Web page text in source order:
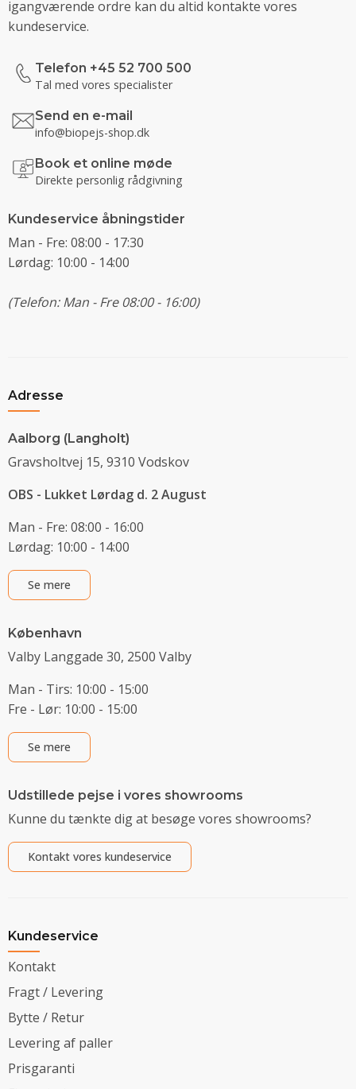
igangværende ordre kan du altid kontakte vores
kundeservice.
Telefon +45 52 700 500
Tal med vores specialister
Send en e-mail
info@biopejs-shop.dk
Book et online møde
Direkte personlig rådgivning
Kundeservice åbningstider
Man - Fre: 08:00 - 17:30
Lørdag: 10:00 - 14:00
(Telefon: Man - Fre 08:00 - 16:00)
Adresse
Aalborg (Langholt)
Gravsholtvej 15, 9310 Vodskov
OBS - Lukket Lørdag d. 2 August
Man - Fre: 08:00 - 16:00
Lørdag: 10:00 - 14:00
Se mere
København
Valby Langgade 30, 2500 Valby
Man - Tirs: 10:00 - 15:00
Fre - Lør: 10:00 - 15:00
Se mere
Udstillede pejse i vores showrooms
Kunne du tænkte dig at besøge vores showrooms?
Kontakt vores kundeservice
Kundeservice
Kontakt
Fragt / Levering
Bytte / Retur
Levering af paller
Prisgaranti